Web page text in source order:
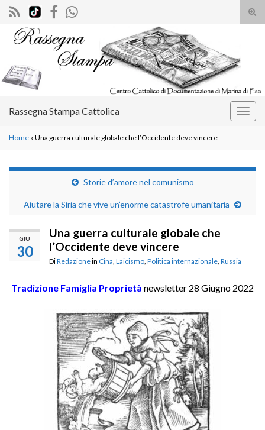
il
Search for:
Rassegna Stampa Cattolica
Home » Una guerra culturale globale che l’Occidente deve vincere
Storie d’amore nel comunismo
Aiutare la Siria che vive un’enorme catastrofe umanitaria
GIU
30
Una guerra culturale globale che
l’Occidente deve vincere
DiRedazionein Cina Laicismo Politica internazionale Russia
Tradizione Famiglia Proprietà newsletter 28 Giugno 2022